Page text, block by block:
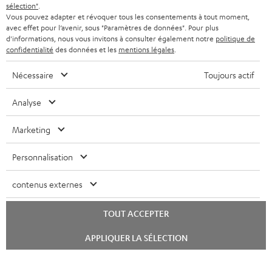
chat
sélection"
Vous pouvez adapter et révoquer tous les consentements à tout moment,
avec effet pour l’avenir, sous "Paramètres de données". Pour plus
d'informations, nous vous invitons à consulter également notre politique de
confidentialité des données et les mentions légales
Nécessaire Toujours actif
Analyse
Marketing
Personnalisation
contenus externes
TOUT ACCEPTER
APPLIQUER LA SÉLECTION